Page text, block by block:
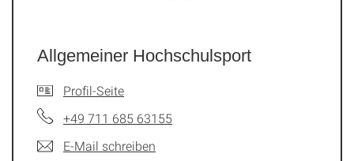
Allgemeiner Hochschulsport
Profil-Seite
+49 711 685 63155
E-Mail schreiben